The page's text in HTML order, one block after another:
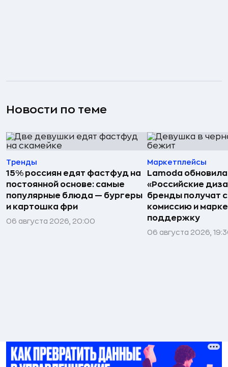
Новости по теме
Тренды
15% россиян едят фастфуд на
постоянной основе: самые
популярные блюда — бургеры
и картошка фри
06 августа 2026, 20:00
Маркетплейсы
Lamoda
«Российские
бренды получат
комиссию и
поддержку
06 августа 2026,